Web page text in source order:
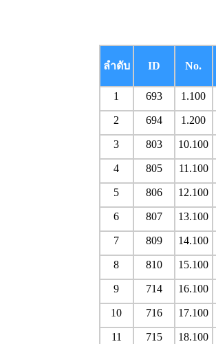
ลำดับ ID No.
1
693 1.100
2
694 1.200
3
803 10.100
4
805 11.100
5
806 12.100
6
807 13.100
7
809 14.100
8
810 15.100
9
714 16.100
10
716 17.100
11
715 18.100